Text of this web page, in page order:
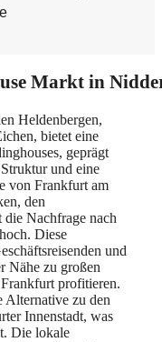
Markt in
Heldenbergen,
bietet eine
geprägt
und eine
von Frankfurt am
den
die Nachfrage nach
Diese
und
Nähe zu großen
profitieren.
Alternative zu den
Innenstadt, was
Die lokale